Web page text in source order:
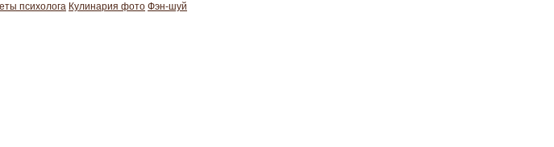
психолога Кулинария фото Фэн-шуй